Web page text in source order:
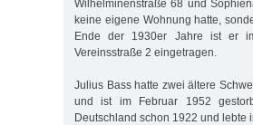
Wilhelminenstraße 68 und
keine eigene Wohnung hatte,
Ende der 1930er Jahre ist er
Vereinsstraße 2 eingetragen.
Julius Bass hatte zwei ältere
und ist im Februar 1952
Deutschland schon 1922 und lebte